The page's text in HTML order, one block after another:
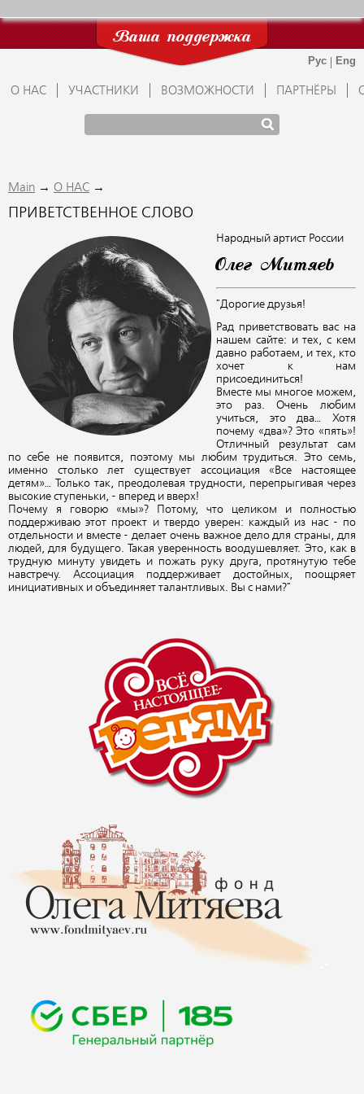
Ваша поддержка
О НАС УЧАСТНИКИ ВОЗМОЖНОСТИ ПАРТНЁРЫ
Main → О НАС →
ПРИВЕТСТВЕННОЕ СЛОВО
Народный артист России
Олег Митяев
"Дорогие друзья!
Рад приветствовать вас на
нашем сайте: и тех, с кем
давно работаем, и тех, кто
хочет к нам
присоединиться!
Вместе мы многое можем,
это раз. Очень любим
учиться, это два… Хотя
почему «два»? Это «пять»!
Отличный результат сам
по себе не появится, поэтому мы любим трудиться. Это семь,
именно столько лет существует ассоциация «Все настоящее
детям»… Только так, преодолевая трудности, перепрыгивая через
высокие ступеньки, - вперед и вверх!
Почему я говорю «мы»? Потому, что целиком и полностью
поддерживаю этот проект и твердо уверен: каждый из нас - по
отдельности и вместе - делает очень важное дело для страны, для
людей, для будущего. Такая уверенность воодушевляет. Это, как в
трудную минуту увидеть и пожать руку друга, протянутую тебе
навстречу. Ассоциация поддерживает достойных, поощряет
инициативных и объединяет талантливых. Вы с нами?"